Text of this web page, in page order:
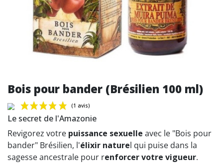
Bois pour bander (Brésilien 100 ml)
Le secret de l'Amazonie
Revigorez votre puissance sexuelle avec le "Bois pour
bander" Brésilien, l'élixir naturel qui puise dans la
sagesse ancestrale pour renforcer votre vigueur.